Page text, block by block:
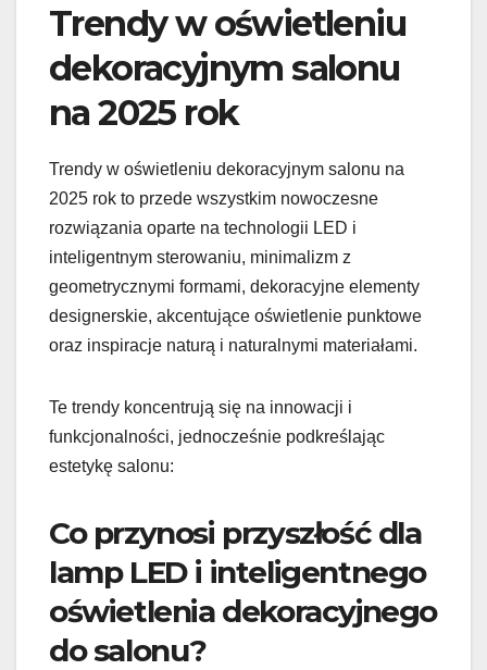
Trendy w oświetleniu
dekoracyjnym salonu
na 2025 rok
Trendy w oświetleniu dekoracyjnym salonu na
2025 rok to przede wszystkim nowoczesne
rozwiązania oparte na technologii LED i
inteligentnym sterowaniu, minimalizm z
geometrycznymi formami, dekoracyjne elementy
designerskie, akcentujące oświetlenie punktowe
oraz inspiracje naturą i naturalnymi materiałami.
Te trendy koncentrują się na innowacji i
funkcjonalności, jednocześnie podkreślając
estetykę salonu:
Co przynosi przyszłość dla
lamp LED i inteligentnego
oświetlenia dekoracyjnego
do salonu?